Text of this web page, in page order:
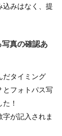
込みはなく、提
真の確認あ
だタイミング
とフォトパス写
！
が記入されま